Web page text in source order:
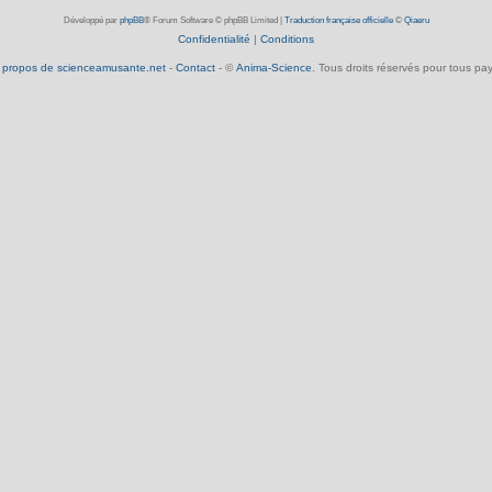
Développé par phpBB® Forum Software © phpBB Limited Traduction française officielle© Qiaeru
Confidentialité | Conditions
de scienceamusante.net- Contact- © Anima-Science . Tous droits réservés pour tous